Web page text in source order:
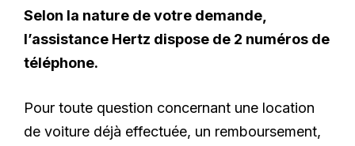
Selon la nature de votre demande,
l’assistance Hertz dispose de 2 numéros de
téléphone.
Pour toute question concernant une location
de voiture déjà effectuée, un remboursement,